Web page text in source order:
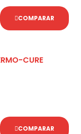
COMPARAR
CURE
COMPARAR